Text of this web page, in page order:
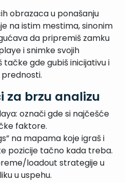
obrazaca u ponašanju
na istim mestima, sinonim
da pripremiš zamku
i snimke svojih
gde gubiš inicijativu i
za brzu analizu
označi gde si najčešće
faktore.
na mapama koje igraš i
pozicije tačno kada treba.
loadout strategije u
u uspehu.